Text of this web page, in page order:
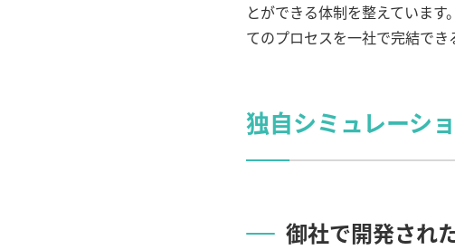
とができる体制を整えていま
てのプロセスを一社で完結でき
独自シミュレーシ
御社で開発され